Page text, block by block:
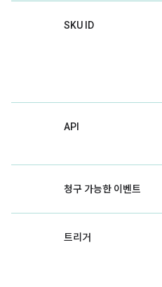
SKU ID
API
청구 가능한 이벤트
트리거